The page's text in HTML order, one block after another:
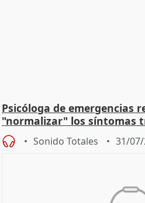
Psicóloga de emergencias
"normalizar" los síntomas
Sonido Totales 31/